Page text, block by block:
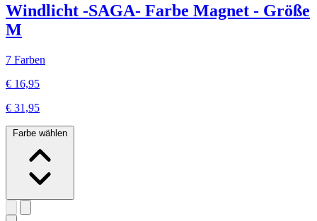
Windlicht -SAGA- Farbe Magnet - Größe
M
7 Farben
€ 16,95
€ 31,95
Farbe wählen